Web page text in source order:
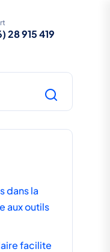
28 915 419
dans la
aux outils
facilite